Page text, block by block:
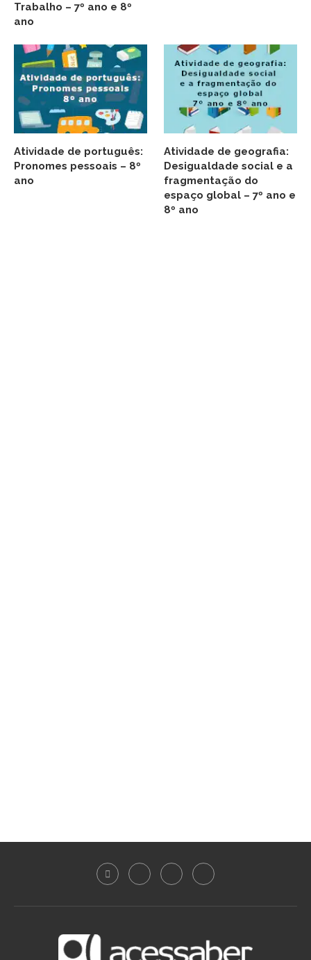
Trabalho – 7º ano e 8º
ano
Atividade de português:
Pronomes pessoais – 8º
ano
Atividade de geografia:
Desigualdade social e a
fragmentação do
espaço global – 7º ano e
8º ano